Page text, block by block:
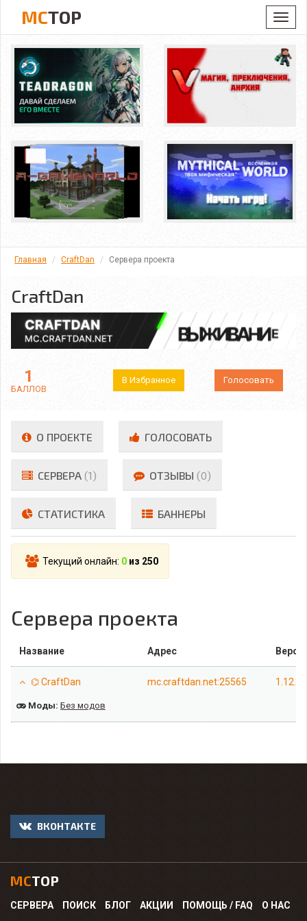
MCTOP
Главная CraftDan Сервера проекта
CraftDan
1
БАЛЛОВ
В Избранное Голосовать
О ПРОЕКТЕ ГОЛОСОВАТЬ
СЕРВЕРА (1) ОТЗЫВЫ (0)
СТАТИСТИКА БАННЕРЫ
Текущий онлайн: 0 из 250
Сервера проекта
Название Адрес
⌬ CraftDan mc.craftdan.net:25565 1.12.2
Моды: Без модов
ВКОНТАКТЕ
MCTOP
СЕРВЕРА ПОИСК БЛОГ АКЦИИ ПОМОЩЬ / FAQ О НАС